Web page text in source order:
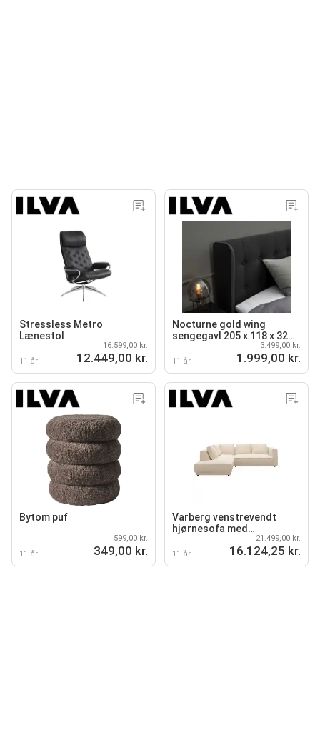
Stressless Metro
Lænestol
11 år
16.599,00 kr.
12.449,00 kr.
Nocturne gold wing
sengegavl 205 x 118 x 32
11 år
3.499,00 kr.
1.999,00 kr.
Bytom puf
11 år
599,00 kr.
349,00 kr.
Varberg venstrevendt
hjørnesofa med
11 år
21.499,00 kr.
16.124,25 kr.